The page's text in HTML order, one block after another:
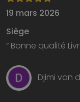
19 mars 2026
Siège
“ Bonne qualité
Djimi van